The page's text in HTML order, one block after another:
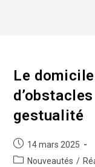
Le
gestualité
Publication
publiée :
14 mars 2025
PostNouveautés /